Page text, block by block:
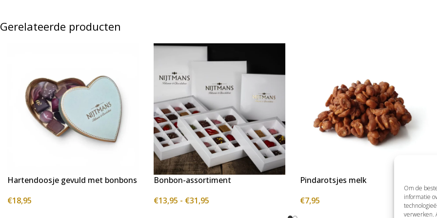
Om de
informatie
verwerken.
Gerelateerde producten
Hartendoosje gevuld met bonbons
€18,95
Bonbon-assortiment
€13,95 - €31,95
Pindarotsjes melk
€7,95